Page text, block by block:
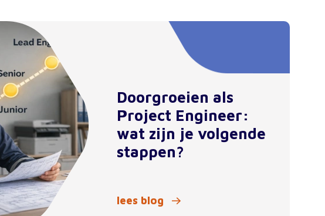
Doorgroeien als
Project Engineer:
wat zijn je volgende
stappen?
lees blog